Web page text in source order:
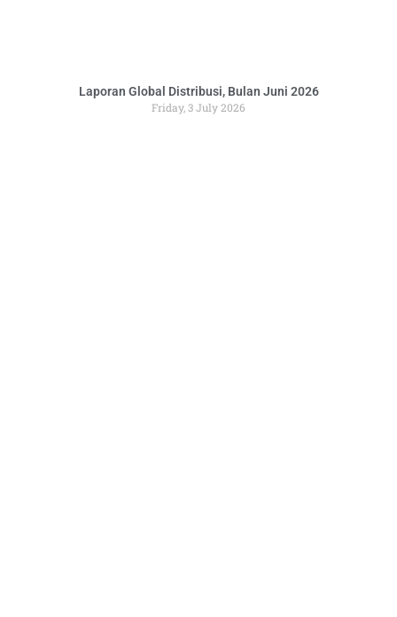
Laporan Global Distribusi, Bulan Juni 2026
Friday, 3 July 2026